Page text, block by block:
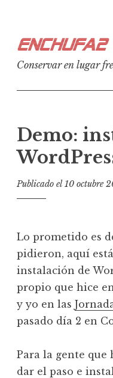
al
contenido
Enchufa2
Conservar en lugar
Demo:
Publicado el10 octubre
Lo prometido es
pidieron, aquí
instalación de
propio que hice
y yo en las
pasado día 2 en
Para la gente que
dar el paso e